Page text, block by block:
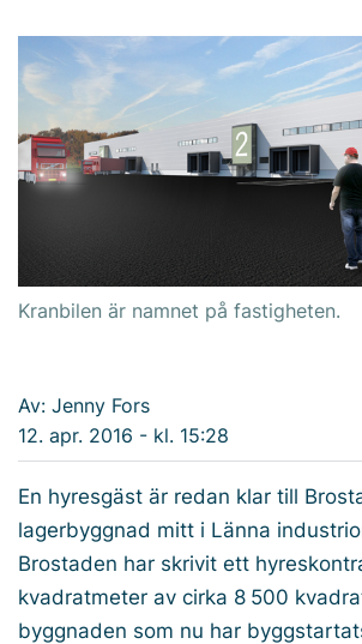
Kranbilen är namnet på fastigheten.
Av: Jenny Fors
12. apr. 2016 - kl. 15:28
En hyresgäst är redan klar till
lagerbyggnad mitt i Länna
Brostaden har skrivit ett
kvadratmeter av cirka 8 500
byggnaden som nu har